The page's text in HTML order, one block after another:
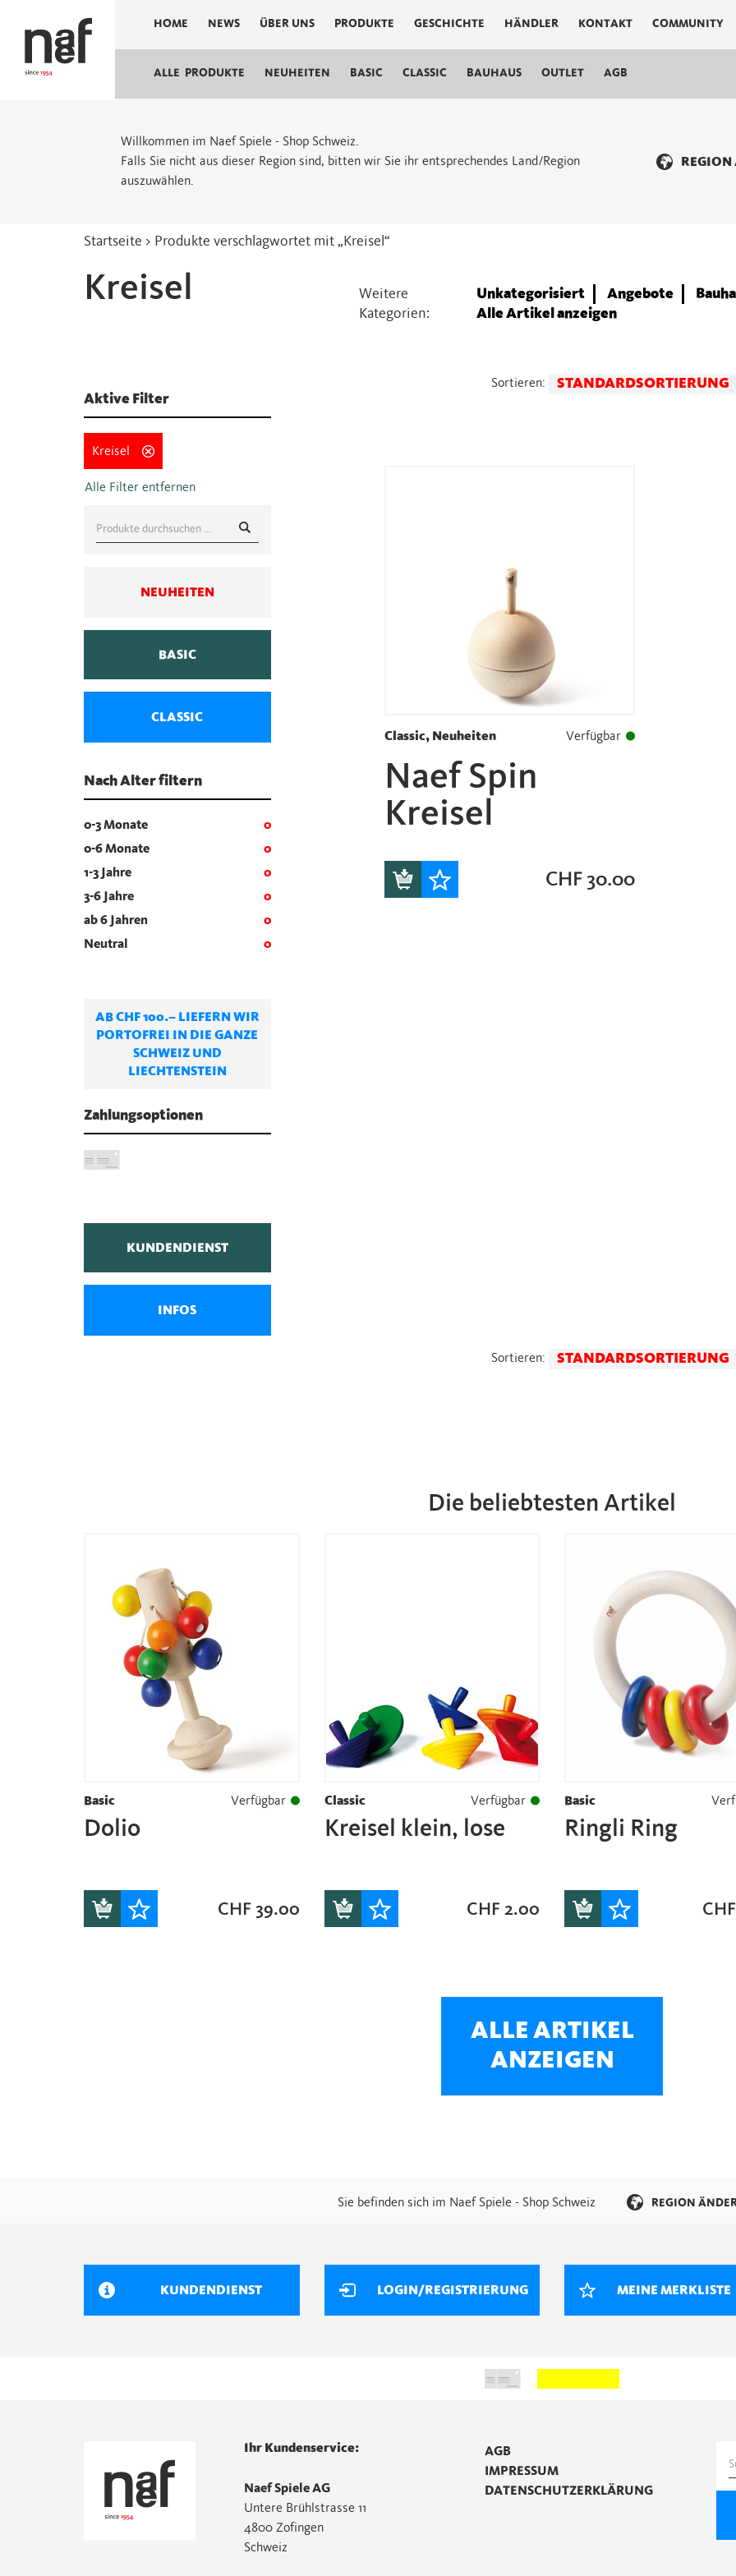
HOME NEWS ÜBER UNS PRODUKTE GESCHICHTE HÄNDLER KONTAKT COMMUNITY
ALLE PRODUKTE NEUHEITEN BASIC CLASSIC BAUHAUS OUTLET AGB
Willkommen im Naef Spiele - Shop Schweiz.
Falls Sie nicht aus dieser Region sind, bitten wir Sie ihr entsprechendes Land/Region
auszuwählen.
Startseite > Produkte verschlagwortet mit „Kreisel“
Kreisel
Weitere
Kategorien:
Unkategorisiert Angebote
Alle Artikel anzeigen
Aktive Filter
Kreisel
Suche
nach:
NEUHEITEN
BASIC
CLASSIC
Nach Alter filtern
0-3 Monate
0
0-6 Monate
0
1-3 Jahre
0
3-6 Jahre
0
ab 6 Jahren
0
Neutral
0
AB CHF 100.– LIEFERN WIR
PORTOFREI IN DIE GANZE
SCHWEIZ UND
LIECHTENSTEIN
Zahlungsoptionen
KUNDENDIENST
INFOS
Sortieren: STANDARDSORTIERUNG
Classic, Neuheiten Verfügbar
Naef Spin
Kreisel
CHF30.00
Sortieren: STANDARDSORTIERUNG
Die beliebtesten Artikel
Basic Verfügbar
Dolio
CHF 39.00
Classic Verfügbar
Kreisel klein, lose
CHF 2.00
Basic
Ringli Ring
CHF
ALLE ARTIKEL
ANZEIGEN
Sie befinden sich im Naef Spiele - Shop Schweiz REGION
KUNDENDIENST LOGIN/REGISTRIERUNG MEINE MERKLISTE
Ihr Kundenservice:
Naef Spiele AG
Untere Brühlstrasse 11
4800 Zofingen
Schweiz
AGB
IMPRESSUM
DATENSCHUTZERKLÄRUNG